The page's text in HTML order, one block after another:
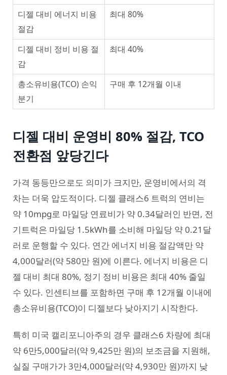
디젤 대비 에너지 비용
절감
최대 80%
디젤 대비 정비 비용 절
감
최대 40%
총소유비용(TCO) 손익
분기
구매 후 12개월 이내
디젤 대비 운영비 80% 절감, TCO
전환점 앞당긴다
가격 동등만으로도 의미가 크지만, 운영비에서의 격
차는 더욱 압도적이다. 디젤 클래스6 트럭의 연비는
약 10mpg로 마일당 연료비가 약 0.34달러인 반면, 전
기트럭은 마일당 1.5kWh를 소비해 마일당 약 0.21달
러로 운행할 수 있다. 연간 에너지 비용 절감액만 약
4,000달러(약 580만 원)에 이른다. 에너지 비용은 디
젤 대비 최대 80%, 정기 정비 비용은 최대 40% 줄일
수 있다. 인센티브를 포함하면 구매 후 12개월 이내에
총소유비용(TCO)이 디젤보다 낮아지기 시작한다.
특히 미국 캘리포니아주의 경우 클래스6 차량에 최대
약 6만5,000달러(약 9,425만 원)의 보조금을 지원해,
실질 구매가가 3만4,000달러(약 4,930만 원)까지 낮